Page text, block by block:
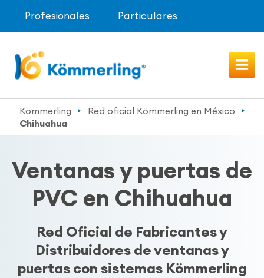
Profesionales Particulares
Kömmerling
Red oficial Kömmerling en México
Chihuahua
Ventanas y puertas de
PVC en Chihuahua
Red Oficial de Fabricantes y
Distribuidores de ventanas y
puertas con sistemas Kömmerling